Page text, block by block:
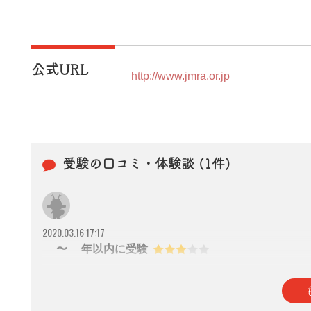
公式URL http://www.jmra.or.jp
受験の口コミ・体験談 (1件)
2020.03.16 17:17
2〜3年以内に受験